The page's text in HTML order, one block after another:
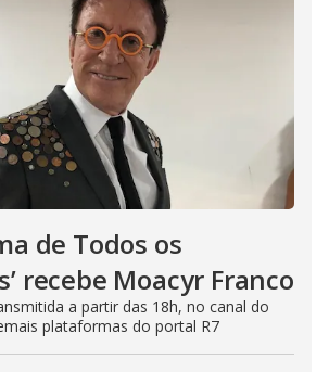
de Todos os
recebe Moacyr Franco
a partir das 18h, no canal do
plataformas do portal R7